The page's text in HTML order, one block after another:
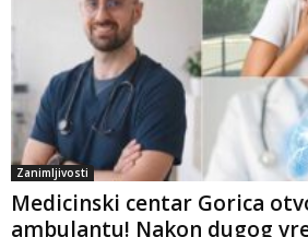
Zanimljivosti
Medicinski centar Gorica
ambulantu! Nakon dugog